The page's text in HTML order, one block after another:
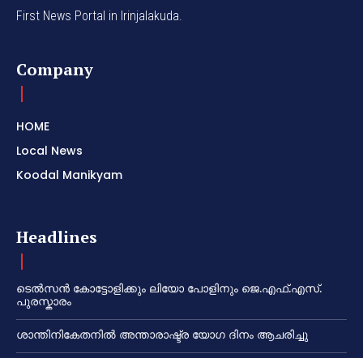
First News Portal in Irinjalakuda.
Company
HOME
Local News
Koodal Manikyam
Headlines
ടെൽസൻ കോട്ടോളിക്കും ലിയോ പോളിനും ജെ.എഫ്.എസ്.
പുരസ്കാരം
ശാന്തിനികേതനിൽ അന്താരാഷ്ട്ര യോഗ ദിനം ആചരിച്ചു